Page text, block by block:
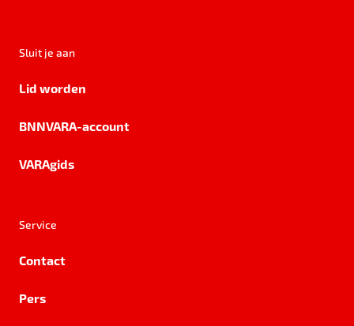
Sluit je aan
Lid worden
BNNVARA-account
VARAgids
Service
Contact
Pers